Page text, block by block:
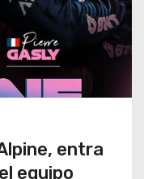
entra
equipo